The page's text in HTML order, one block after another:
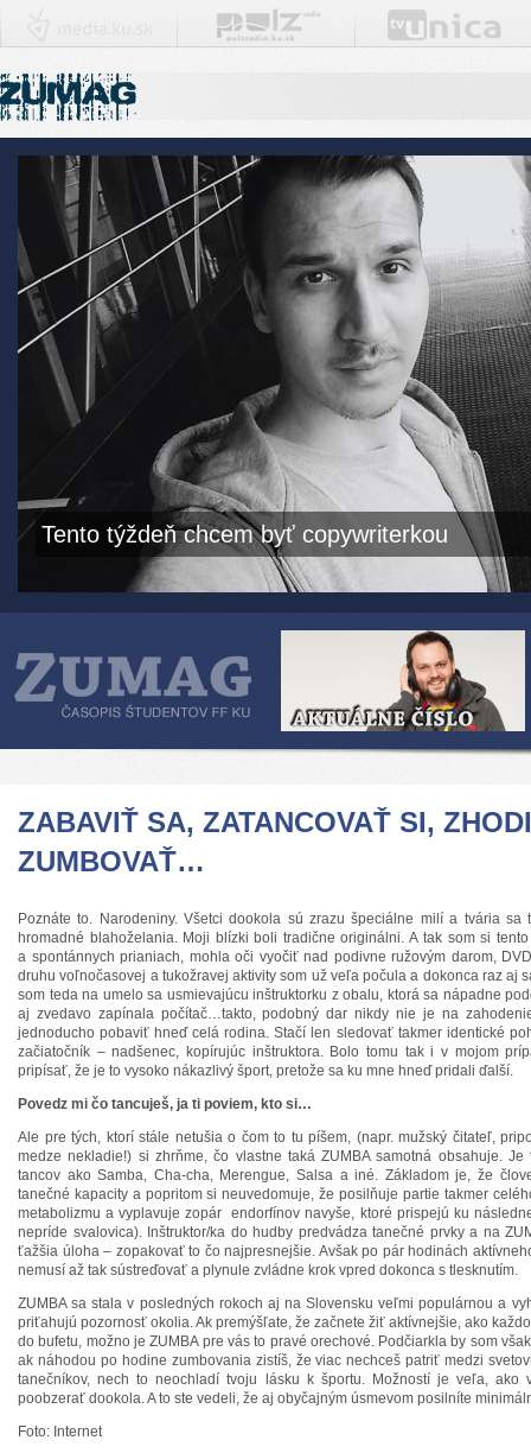
Tento týždeň chcem byť copywriterkou
ZABAVIŤ SA, ZATANCOVAŤ SI,
ZUMBOVAŤ…
Poznáte to. Narodeniny. Všetci dookola sú zrazu špeciálne milí a tvária sa
hromadné blahoželania. Moji blízki boli tradične originálni. A tak som si
a spontánnych prianiach, mohla oči vyočiť nad podivne ružovým darom,
druhu voľnočasovej a tukožravej aktivity som už veľa počula a dokonca raz aj
som teda na umelo sa usmievajúcu inštruktorku z obalu, ktorá sa nápadne
aj zvedavo zapínala počítač…takto, podobný dar nikdy nie je na
jednoducho pobaviť hneď celá rodina. Stačí len sledovať takmer identické
začiatočník – nadšenec, kopírujúc inštruktora. Bolo tomu tak i v mojom
pripísať, že je to vysoko nákazlivý šport, pretože sa ku mne hneď pridali ďalší.
Povedz mi čo tancuješ, ja ti poviem, kto si…
Ale pre tých, ktorí stále netušia o čom to tu píšem, (napr. mužský čitateľ,
medze nekladie!) si zhrňme, čo vlastne taká ZUMBA samotná obsahuje. Je
tancov ako Samba, Cha-cha, Merengue, Salsa a iné. Základom je, že
tanečné kapacity a popritom si neuvedomuje, že posilňuje partie takmer
metabolizmu a vyplavuje zopár endorfínov navyše, ktoré prispejú ku
nepríde svalovica). Inštruktor/ka do hudby predvádza tanečné prvky a na
ťažšia úloha – zopakovať to čo najpresnejšie. Avšak po pár hodinách
nemusí až tak sústreďovať a plynule zvládne krok vpred dokonca s tlesknutím.
ZUMBA sa stala v posledných rokoch aj na Slovensku veľmi populárnou a
priťahujú pozornosť okolia. Ak premýšľate, že začnete žiť aktívnejšie, ako
do bufetu, možno je ZUMBA pre vás to pravé orechové. Podčiarkla by som
ak náhodou po hodine zumbovania zistíš, že viac nechceš patriť medzi
tanečníkov, nech to neochladí tvoju lásku k športu. Možností je veľa,
poobzerať dookola. A to ste vedeli, že aj obyčajným úsmevom posilníte
Foto: Internet